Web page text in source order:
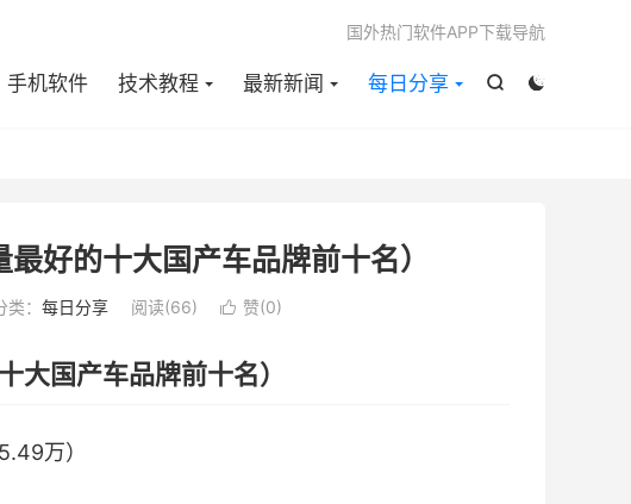


手机软件 技术教程 最新新闻 每日分享
国外热门软件APP下载导航
好的十大国产车品牌前十名）
类： 每日分享 阅读(66)  赞(0)
大国产车品牌前十名）
万）